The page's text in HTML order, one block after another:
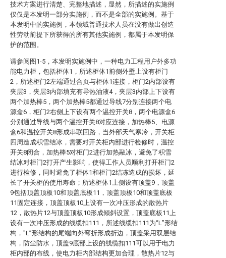
技术方案进行清楚、完整地描述，显然，所描述的实施例
仅仅是本发明一部分实施例，而不是全部的实施例。基于
本发明中的实施例，本领域普通技术人员在没有做出创造
性劳动前提下所获得的所有其他实施例，都属于本发明保
护的范围。
请参阅图1-5，本发明实施例中，一种电力工程用户外多功
能电力柜，包括柜体1，所述柜体1前侧外壁上设有柜门
2，所述柜门2左端通过合页与柜体1连接，柜门2内部设有
夹层3，夹层3内部填充有导热油液4，夹层3内部上下设有
两个加热棒5，两个加热棒5都通过导线7分别连接两个电
源盒6，柜门2右侧上下设有两个温控开关8，两个电源盒6
分别通过导线与两个温控开关8对应连接，加热棒5、电源
盒6和温控开关8形成串联回路，当外部天气寒冷，开关柜
四周造成积雪结冰，需要对开关柜内部进行检修时，温控
开关8闭合，加热棒5对柜门2进行加热融冰，避免了积雪
结冰对柜门2打开产生影响，使得工作人员顺利打开柜门2
进行检修，同时避免了柜体1和柜门2结冻造成的损坏，延
长了开关柜的使用寿命；所述柜体1上侧设有顶盖9，顶盖
9包括顶盖顶板10和顶盖底板11，顶盖顶板10和顶盖底板
11固定连接，顶盖顶板10上设有一次冲压形成的散热片
12，散热片12与顶盖顶板10形成倾斜设置，顶盖底板11上
设有一次冲压形成的线缆扣111，所述线缆扣111为“L”形结
构，"L”形结构的尾端向外弯折形成折边，顶盖采用双层结
构，防尘防水，顶盖9底部上设的线缆扣111可以用于电力
柜内部的布线，使电力柜内部结构更加合理，散热片12与